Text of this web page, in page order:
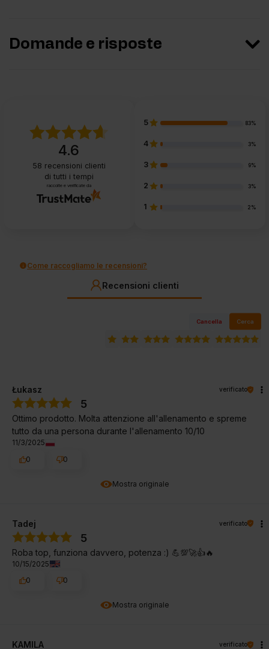
Domande e risposte
4.6
58 recensioni clienti
di tutti i tempi
raccolte e verificate da
5 83%
4 3%
3 9%
2 3%
1 2%
Come raccogliamo le recensioni?
Recensioni clienti
Cancella Cerca
Mostra originale
Łukasz verificato
5
Ottimo prodotto. Molta attenzione all'allenamento e spreme
tutto da una persona durante l'allenamento 10/10
11/3/2025
0
0
Mostra originale
Tadej verificato
5
Roba top, funziona davvero, potenza :) 💪💯🚀👍️🔥
10/15/2025
0
0
KAMILA verificato